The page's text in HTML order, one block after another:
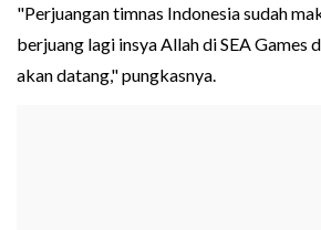
"Perjuangan timnas Indonesia sudah
berjuang lagi insya Allah di SEA Games
akan datang," pungkasnya.